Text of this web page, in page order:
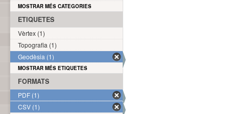
MOSTRAR MÉS CATEGORIES
ETIQUETES
Vèrtex (1)
Topografia (1)
Geodèsia (1)
MOSTRAR MÉS ETIQUETES
FORMATS
PDF (1)
CSV (1)